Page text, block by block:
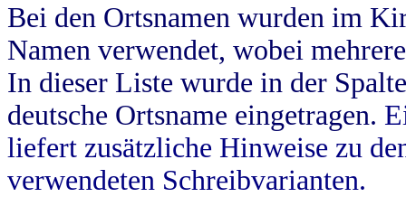
Bei den Ortsnamen wurden im
Namen verwendet, wobei
In dieser Liste wurde in der
deutsche Ortsname eingetragen.
liefert zusätzliche Hinweise zu
verwendeten Schreibvarianten.